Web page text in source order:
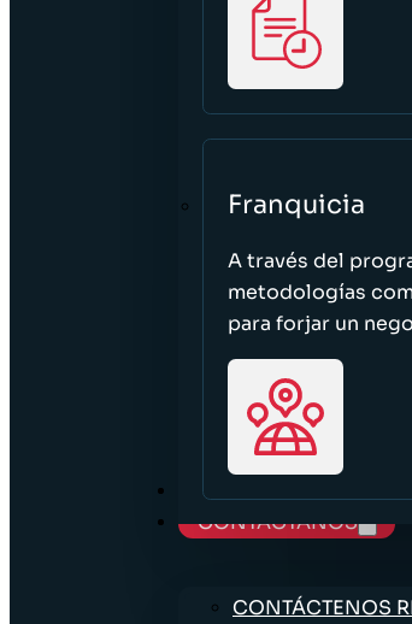
Franquicia
A través del
metodologías
para forjar un
TRABAJE CON
CONTÁCTANOS
CONTÁCTENOS